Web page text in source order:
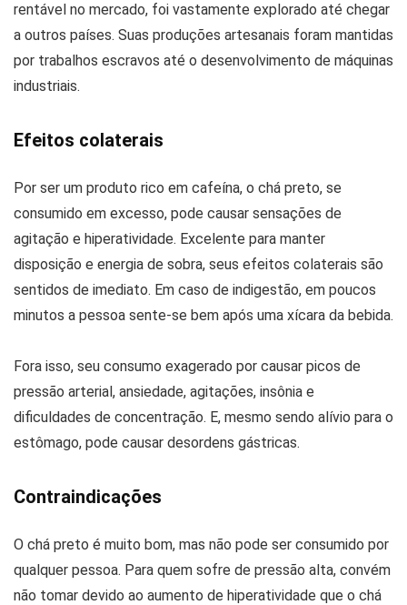
rentável no mercado, foi vastamente explorado até chegar
a outros países. Suas produções artesanais foram mantidas
por trabalhos escravos até o desenvolvimento de máquinas
industriais.
Efeitos colaterais
Por ser um produto rico em cafeína, o chá preto, se
consumido em excesso, pode causar sensações de
agitação e hiperatividade. Excelente para manter
disposição e energia de sobra, seus efeitos colaterais são
sentidos de imediato. Em caso de indigestão, em poucos
minutos a pessoa sente-se bem após uma xícara da bebida.
Fora isso, seu consumo exagerado por causar picos de
pressão arterial, ansiedade, agitações, insônia e
dificuldades de concentração. E, mesmo sendo alívio para o
estômago, pode causar desordens gástricas.
Contraindicações
O chá preto é muito bom, mas não pode ser consumido por
qualquer pessoa. Para quem sofre de pressão alta, convém
não tomar devido ao aumento de hiperatividade que o chá